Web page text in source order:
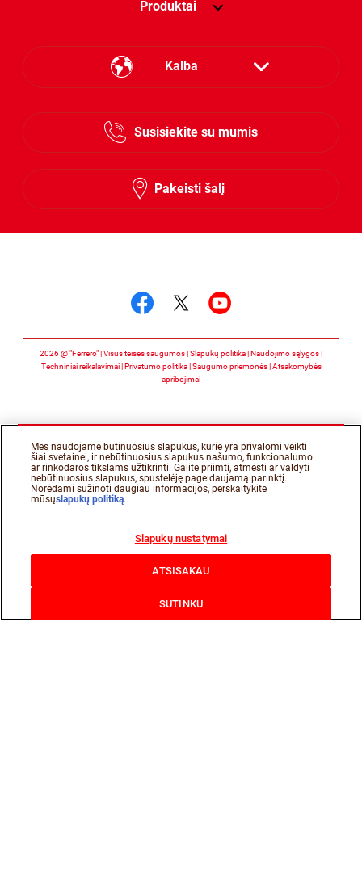
Produktai
Kalba
Latvian
Susisiekite su mumis
Pakeisti šalį
2026 @ "Ferrero" | Visus teisės saugumos Slapukų politika Naudojimo sąlygos
Techniniai reikalavimai Privatumo politika Saugumo priemonės Atsakomybės
apribojimai
Mes naudojame būtinuosius slapukus, kurie yra privalomi veikti
šiai svetainei, ir nebūtinuosius slapukus našumo, funkcionalumo
ar rinkodaros tikslams užtikrinti. Galite priimti, atmesti ar valdyti
nebūtinuosius slapukus, spustelėję pageidaujamą parinktį.
Norėdami sužinoti daugiau informacijos, perskaitykite
mūsųslapukų politiką.
Slapukų nustatymai
ATSISAKAU
SUTINKU